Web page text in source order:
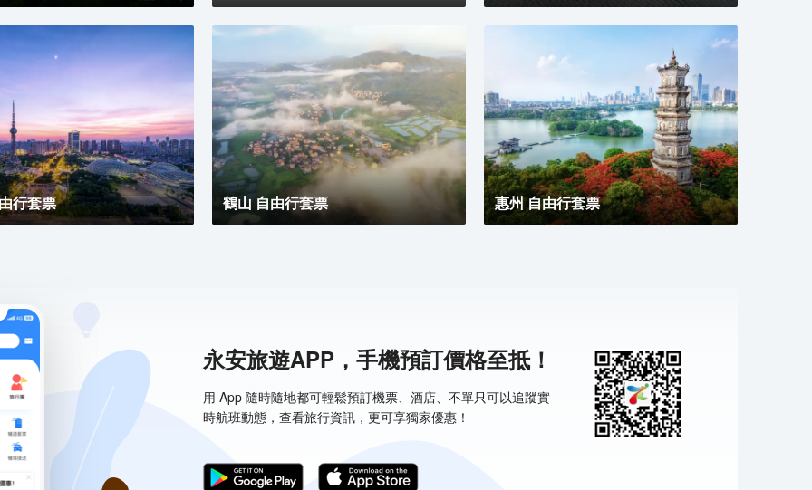
行套票 鶴山 自由行套票 惠州 自由行套票
永安旅遊APP，手機預訂價格至抵！
用 App 隨時隨地都可輕鬆預訂機票、酒店、不單只可以追蹤實
時航班動態，查看旅行資訊，更可享獨家優惠！